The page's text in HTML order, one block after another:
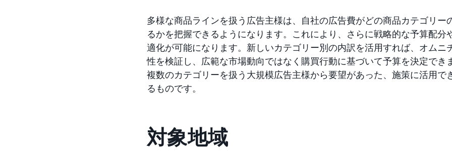
多様な商品ラインを扱う広告主様は、自社の広告費がどの商品カテゴリー
るかを把握できるようになります。これにより、さらに戦略的な予算配分
適化が可能になります。新しいカテゴリー別の内訳を活用すれば、オムニ
性を検証し、広範な市場動向ではなく購買行動に基づいて予算を決定でき
複数のカテゴリーを扱う大規模広告主様から要望があった、施策に活用で
るものです。
対象地域